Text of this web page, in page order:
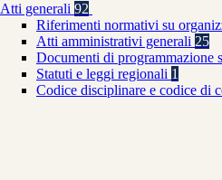
Atti generali 92
Riferimenti normativi su
Atti amministrativi generali 25
Documenti di programmazione
Statuti e leggi regionali 1
Codice disciplinare e codice di